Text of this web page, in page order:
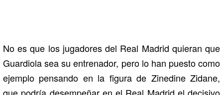
No es que los jugadores del Real Madrid quieran que
Guardiola sea su entrenador, pero lo han puesto como
ejemplo pensando en la figura de Zinedine Zidane,
que podría desempeñar en el Real Madrid el decisivo